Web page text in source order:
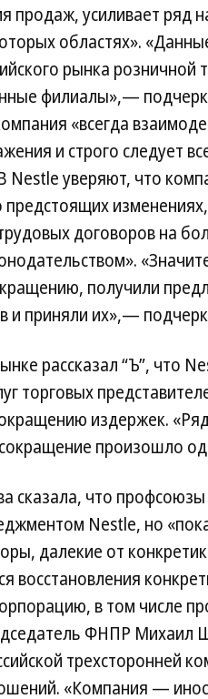
продаж, усиливает ряд
областях».
рынка розничной
филиалы»,—
«всегда
и строго следует
Nestle уверяют, что
предстоящих
договоров на
получили
и приняли их»,—
рассказал “Ъ”, что
торговых
издержек.
произошло
сказала, что
Nestle, но
далекие от
восстановления
в том числе
ФНПР Михаил
трехсторонней
«Компания —